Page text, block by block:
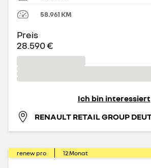
58.961 KM
Preis
28.590 €
Ich bin interessiert
renew pro 12Monat